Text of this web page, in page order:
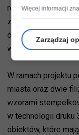
regionu
zabytków
cyfrowe mogą
w uczestnictwie w
W ramach projektu
miasta oraz dwie
wzorami
w technologii druku
obiektów, które
Więcej informacji
Zarządzaj